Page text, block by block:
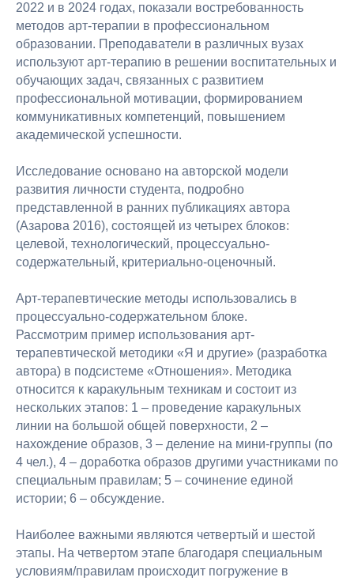
2022 и в 2024 годах, показали востребованность
методов арт-терапии в профессиональном
образовании. Преподаватели в различных вузах
используют арт-терапию в решении воспитательных и
обучающих задач, связанных с развитием
профессиональной мотивации, формированием
коммуникативных компетенций, повышением
академической успешности.
Исследование основано на авторской модели
развития личности студента, подробно
представленной в ранних публикациях автора
(Азарова 2016), состоящей из четырех блоков:
целевой, технологический, процессуально-
содержательный, критериально-оценочный.
Арт-терапевтические методы использовались в
процессуально-содержательном блоке.
Рассмотрим пример использования арт-
терапевтической методики «Я и другие» (разработка
автора) в подсистеме «Отношения». Методика
относится к каракульным техникам и состоит из
нескольких этапов: 1 – проведение каракульных
линии на большой общей поверхности, 2 –
нахождение образов, 3 – деление на мини-группы (по
4 чел.), 4 – доработка образов другими участниками по
специальным правилам; 5 – сочинение единой
истории; 6 – обсуждение.
Наиболее важными являются четвертый и шестой
этапы. На четвертом этапе благодаря специальным
условиям/правилам происходит погружение в